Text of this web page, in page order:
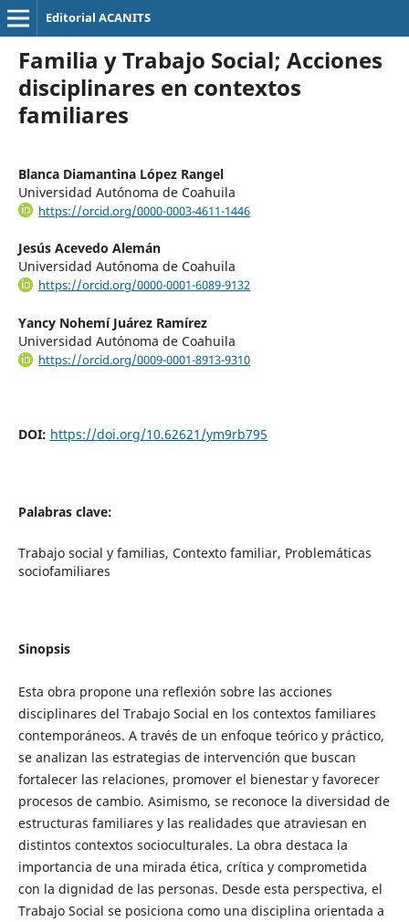
Editorial ACANITS
Familia y Trabajo Social; Acciones
disciplinares en contextos
familiares
Blanca Diamantina López Rangel
Universidad Autónoma de Coahuila
https://orcid.org/0000-0003-4611-1446
Jesús Acevedo Alemán
Universidad Autónoma de Coahuila
https://orcid.org/0000-0001-6089-9132
Yancy Nohemí Juárez Ramírez
Universidad Autónoma de Coahuila
https://orcid.org/0009-0001-8913-9310
DOI: https://doi.org/10.62621/ym9rb795
Palabras clave:
Trabajo social y familias, Contexto familiar, Problemáticas
sociofamiliares
Sinopsis
Esta obra propone una reflexión sobre las acciones
disciplinares del Trabajo Social en los contextos familiares
contemporáneos. A través de un enfoque teórico y práctico,
se analizan las estrategias de intervención que buscan
fortalecer las relaciones, promover el bienestar y favorecer
procesos de cambio. Asimismo, se reconoce la diversidad de
estructuras familiares y las realidades que atraviesan en
distintos contextos socioculturales. La obra destaca la
importancia de una mirada ética, crítica y comprometida
con la dignidad de las personas. Desde esta perspectiva, el
Trabajo Social se posiciona como una disciplina orientada a